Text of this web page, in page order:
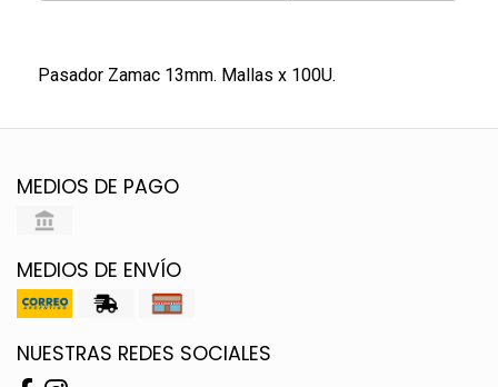
Pasador Zamac 13mm. Mallas x 100U.
MEDIOS DE PAGO
MEDIOS DE ENVÍO
NUESTRAS REDES SOCIALES